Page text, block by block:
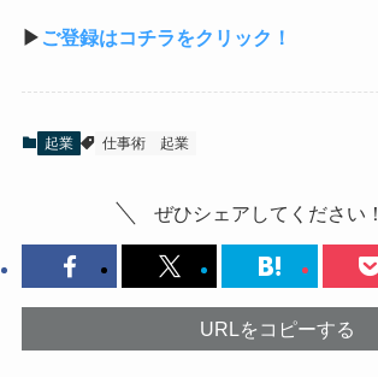
▶︎ ご登録はコチラをクリック！
起業 仕事術 起業
ぜひシェアしてください！
URLをコピーする